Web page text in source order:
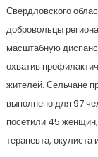
Свердловского
добровольцы
масштабную
охватив
жителей. Сельчане
выполнено для 97
посетили 45
терапевта,